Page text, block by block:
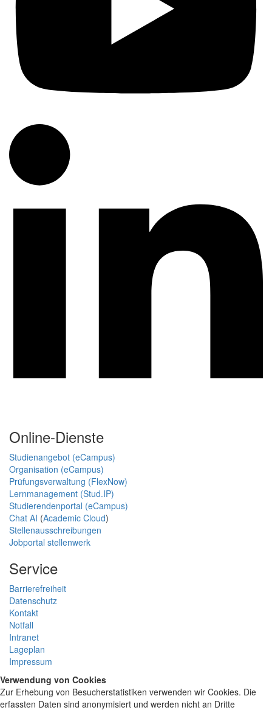
Online-Dienste
Studienangebot (eCampus)
Organisation (eCampus)
Prüfungsverwaltung (FlexNow)
Lernmanagement (Stud.IP)
Studierendenportal (eCampus)
Chat AI (Academic Cloud)
Stellenausschreibungen
Jobportal stellenwerk
Service
Barrierefreiheit
Datenschutz
Kontakt
Notfall
Intranet
Lageplan
Impressum
Verwendung von Cookies
Zur Erhebung von Besucherstatistiken verwenden wir Cookies. Die
erfassten Daten sind anonymisiert und werden nicht an Dritte